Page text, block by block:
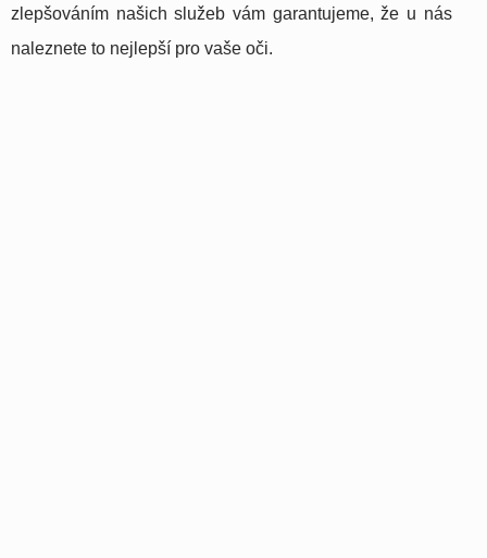
zlepšováním našich služeb vám garantujeme, že u nás
naleznete to nejlepší pro vaše oči.